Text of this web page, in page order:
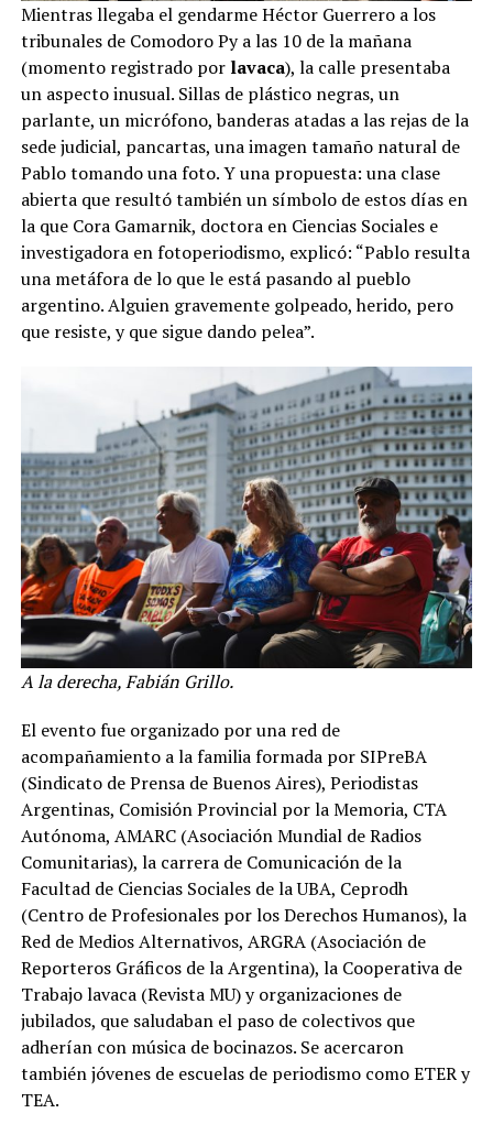
Mientras llegaba el gendarme Héctor Guerrero a los
tribunales de Comodoro Py a las 10 de la mañana
(momento registrado por lavaca), la calle presentaba
un aspecto inusual. Sillas de plástico negras, un
parlante, un micrófono, banderas atadas a las rejas de la
sede judicial, pancartas, una imagen tamaño natural de
Pablo tomando una foto. Y una propuesta: una clase
abierta que resultó también un símbolo de estos días en
la que Cora Gamarnik, doctora en Ciencias Sociales e
investigadora en fotoperiodismo, explicó: “Pablo resulta
una metáfora de lo que le está pasando al pueblo
argentino. Alguien gravemente golpeado, herido, pero
que resiste, y que sigue dando pelea”.
A la derecha, Fabián Grillo.
El evento fue organizado por una red de
acompañamiento a la familia formada por SIPreBA
(Sindicato de Prensa de Buenos Aires), Periodistas
Argentinas, Comisión Provincial por la Memoria, CTA
Autónoma, AMARC (Asociación Mundial de Radios
Comunitarias), la carrera de Comunicación de la
Facultad de Ciencias Sociales de la UBA, Ceprodh
(Centro de Profesionales por los Derechos Humanos), la
Red de Medios Alternativos, ARGRA (Asociación de
Reporteros Gráficos de la Argentina), la Cooperativa de
Trabajo lavaca (Revista MU) y organizaciones de
jubilados, que saludaban el paso de colectivos que
adherían con música de bocinazos. Se acercaron
también jóvenes de escuelas de periodismo como ETER y
TEA.